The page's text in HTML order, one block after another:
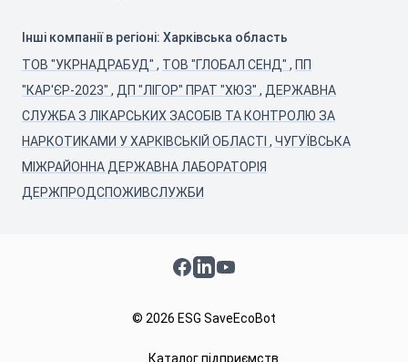
Інші компанії в регіоні: Харківська область
ТОВ "УКРНАДРАБУД" , ТОВ "ГЛОБАЛ СЕНД" , ПП
"КАР'ЄР-2023" , ДП "ЛІГОР" ПРАТ "ХЮЗ" , ДЕРЖАВНА
СЛУЖБА З ЛІКАРСЬКИХ ЗАСОБІВ ТА КОНТРОЛЮ ЗА
НАРКОТИКАМИ У ХАРКІВСЬКІЙ ОБЛАСТІ , ЧУГУЇВСЬКА
МІЖРАЙОННА ДЕРЖАВНА ЛАБОРАТОРІЯ
ДЕРЖПРОДСПОЖИВСЛУЖБИ
Facebook
LinkedInYouTube
© 2026 ESG SaveEcoBot
Каталог підприємств